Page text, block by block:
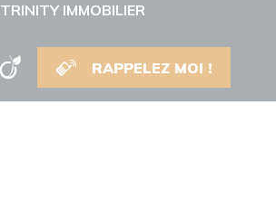
TRINITY IMMOBILIER
RAPPELEZ MOI !